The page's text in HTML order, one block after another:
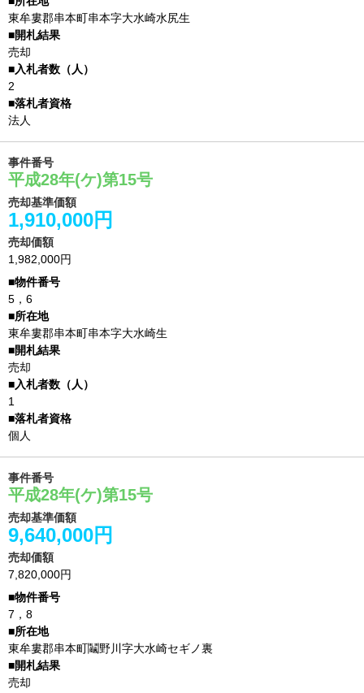
東牟婁郡串本町串本字大水崎水尻生
売却
2
法人
事件番号
平成28年(ケ)第15号
売却基準価額
1,910,000円
売却価額
1,982,000円
5，6
東牟婁郡串本町串本字大水崎生
売却
1
個人
事件番号
平成28年(ケ)第15号
売却基準価額
9,640,000円
売却価額
7,820,000円
7，8
東牟婁郡串本町鬮野川字大水崎セギノ裏
売却